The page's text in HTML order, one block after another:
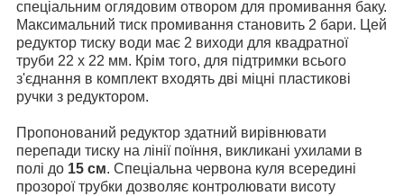
спеціальним оглядовим отвором для промивання баку.
Максимальний тиск промивання становить 2 бари. Цей
редуктор тиску води має 2 виходи для квадратної
труби 22 x 22 мм. Крім того, для підтримки всього
з'єднання в комплект входять дві міцні пластикові
ручки з редуктором.
Пропонований редуктор здатний вирівнювати
перепади тиску на лінії поїння, викликані ухилами в
полі до 15 см. Спеціальна червона куля всередині
прозорої трубки дозволяє контролювати висоту